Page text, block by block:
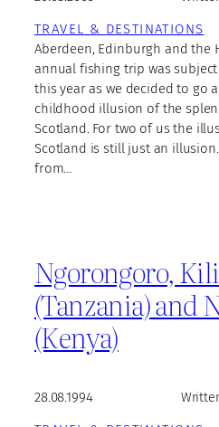
TRAVEL & DESTINATIONS
Aberdeen, Edinburgh and the
annual fishing trip was
this year as we decided to go
childhood illusion of the
Scotland. For two of us the
Scotland is still just an
from…
Ngorongoro,
(Tanzania) and
(Kenya)
28.08.1994